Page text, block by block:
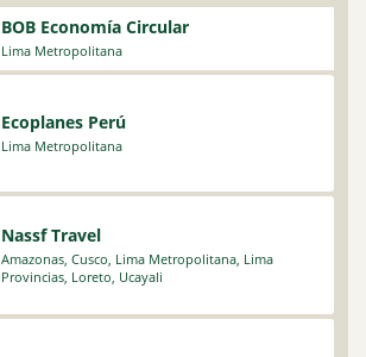
BOB Economía Circular
Lima Metropolitana
Ecoplanes Perú
Lima Metropolitana
Nassf Travel
Amazonas, Cusco, Lima Metropolitana, Lima
Provincias, Loreto, Ucayali